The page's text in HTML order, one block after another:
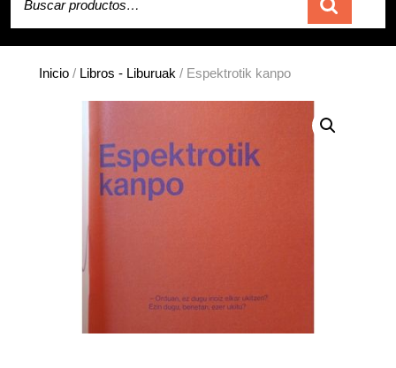
Carrito
Inicio / Libros - Liburuak / Espektrotik kanpo